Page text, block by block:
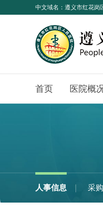
中文域名：遵义市红花岗
首页 医院概
人事信息 采